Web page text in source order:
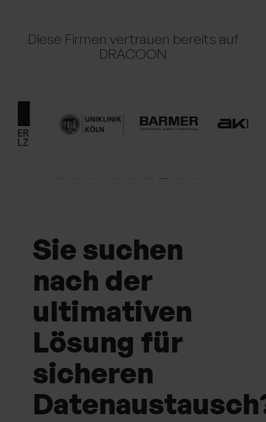
Diese Firmen vertrauen bereits auf
DRACOON
Sie suchen
nach der
ultimativen
Lösung für
sicheren